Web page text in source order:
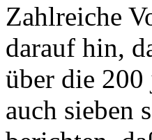
Zahlreiche
darauf hin,
über die 200
auch sieben